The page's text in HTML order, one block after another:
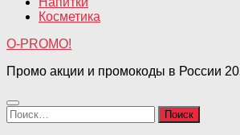
Косметика
O-PROMO!
Промо акции и промокоды в России
Найти: